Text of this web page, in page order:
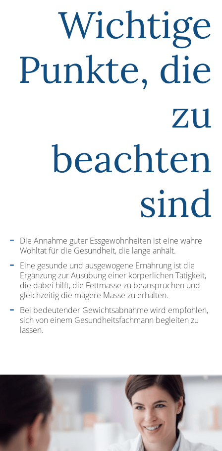
Wichtige
Punkte, die
zu
beachten
sind
Die Annahme guter Essgewohnheiten ist eine wahre
Wohltat für die Gesundheit, die lange anhält.
Eine gesunde und ausgewogene Ernährung ist die
Ergänzung zur Ausübung einer körperlichen Tätigkeit,
die dabei hilft, die Fettmasse zu beanspruchen und
gleichzeitig die magere Masse zu erhalten.
Bei bedeutender Gewichtsabnahme wird empfohlen,
sich von einem Gesundheitsfachmann begleiten zu
lassen.